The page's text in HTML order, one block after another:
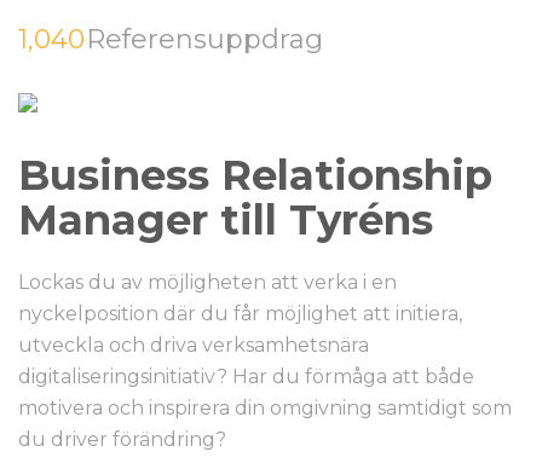
1,040Referensuppdrag
Business Relationship
Manager till Tyréns
Lockas du av möjligheten att verka i en
nyckelposition där du får möjlighet att initiera,
utveckla och driva verksamhetsnära
digitaliseringsinitiativ? Har du förmåga att både
motivera och inspirera din omgivning samtidigt som
du driver förändring?